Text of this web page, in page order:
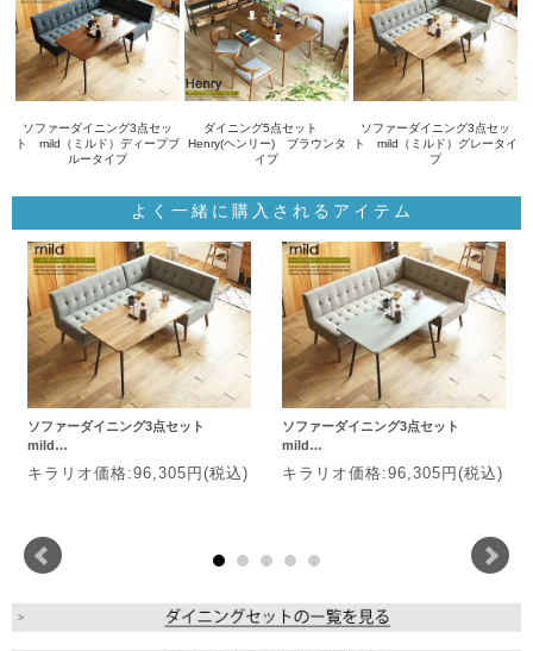
ソファーダイニング3点セッ
ト mild（ミルド）ディープブ
ルータイプ
ダイニング5点セット
Henry(ヘンリー) ブラウンタ
イプ
ソファーダイニング3点セッ
ト mild（ミルド）グレータイ
プ
よく一緒に購入されるアイテム
ソファーダイニング3点セット
mild…
キラリオ価格:96,305円(税込)
ソファーダイニング3点セット
mild…
キラリオ価格:96,305円(税込)